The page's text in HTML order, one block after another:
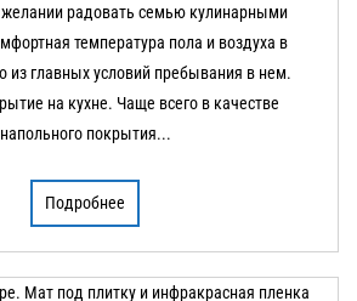
желании радовать семью кулинарными
температура пола и воздуха в
из главных условий пребывания в нем.
на кухне. Чаще всего в качестве
напольного покрытия...
Подробнее